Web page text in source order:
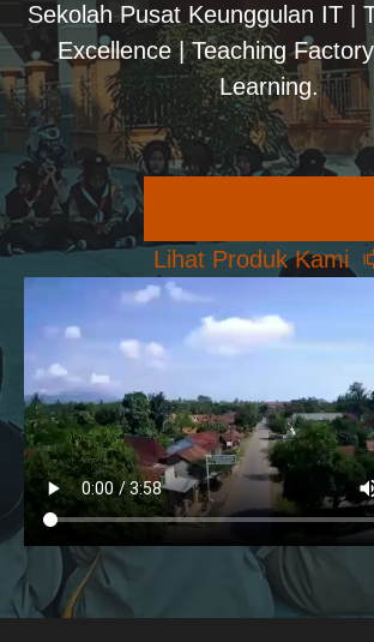
Sekolah Pusat Keunggulan IT |
Excellence | Teaching
Learning.
Lihat Produk Kami